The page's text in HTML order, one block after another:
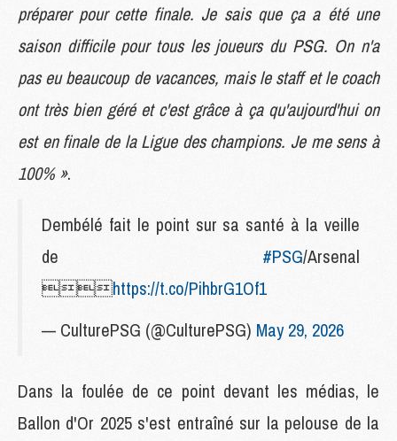
préparer pour cette finale. Je sais que ça a été une
saison difficile pour tous les joueurs du PSG. On n'a
pas eu beaucoup de vacances, mais le staff et le coach
ont très bien géré et c'est grâce à ça qu'aujourd'hui on
est en finale de la Ligue des champions. Je me sens à
100% ».
Dembélé fait le point sur sa santé à la veille
de #PSG/Arsenal
https://t.co/PihbrG1Of1
— CulturePSG (@CulturePSG) May 29, 2026
Dans la foulée de ce point devant les médias, le
Ballon d'Or 2025 s'est entraîné sur la pelouse de la